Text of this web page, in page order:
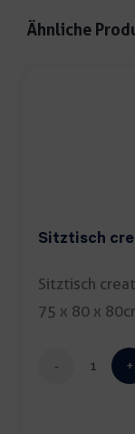
Ähnliche
Sitztisch
Sitztisch
75 x 80 x